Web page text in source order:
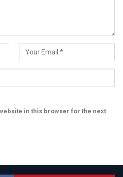
in this browser for the next